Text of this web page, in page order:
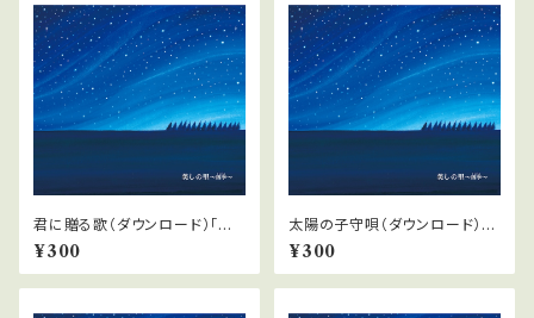
君に贈る歌（ダウンロード）「美
しの里〜四季」より
¥300
太陽の子守唄（ダウンロード）
「美しの里〜四季」より
¥300